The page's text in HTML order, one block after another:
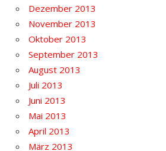
Dezember 2013
November 2013
Oktober 2013
September 2013
August 2013
Juli 2013
Juni 2013
Mai 2013
April 2013
März 2013